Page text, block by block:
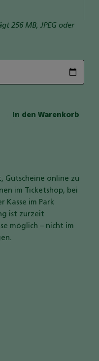
256 MB, JPEG oder
Gutscheine online zu
im Ticketshop, bei
Kasse im Park
ist zurzeit
möglich – nicht im